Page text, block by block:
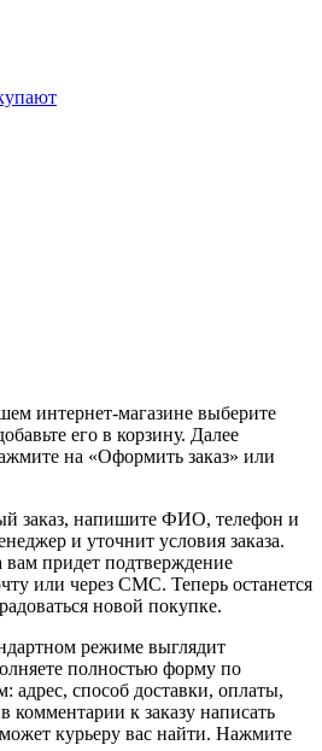
интернет-магазине выберите
его в корзину. Далее
на «Оформить заказ» или
заказ, напишите ФИО, телефон и
и уточнит условия заказа.
вам придет подтверждение
или через СМС. Теперь останется
новой покупке.
режиме выглядит
полностью форму по
адрес, способ доставки, оплаты,
комментарии к заказу написать
курьеру вас найти. Нажмите